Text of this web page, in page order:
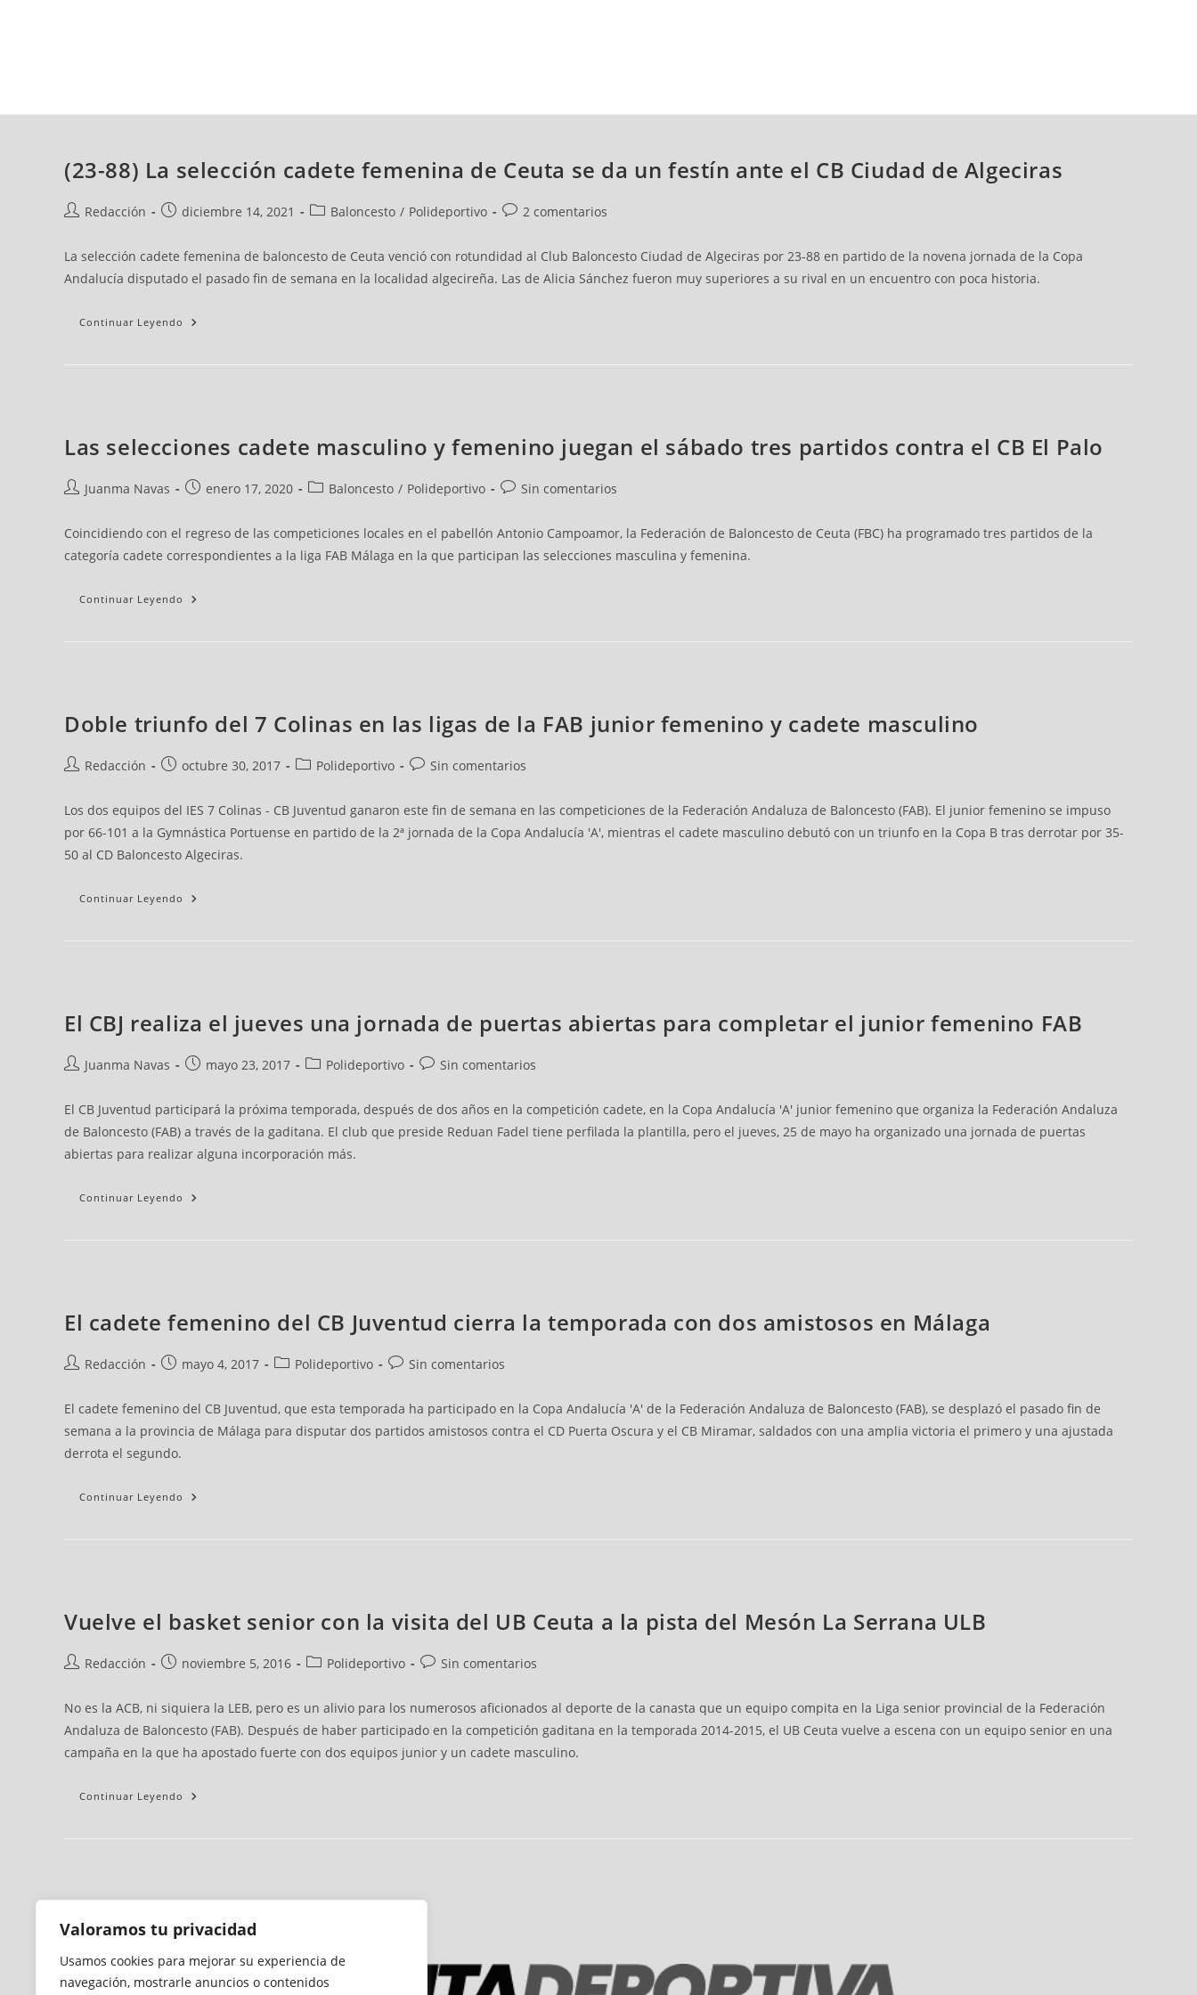
Valoramos tu privacidad
Usamos cookies para mejorar su experiencia de
navegación, mostrarle anuncios o contenidos
(23-88) La selección cadete femenina de Ceuta se da un festín ante el CB Ciudad de Algeciras
Redacción diciembre 14, 2021 Baloncesto / Polideportivo 2 comentarios
La selección cadete femenina de baloncesto de Ceuta venció con rotundidad al Club Baloncesto Ciudad de Algeciras por 23-88 en partido de la novena jornada de la Copa
Andalucía disputado el pasado fin de semana en la localidad algecireña. Las de Alicia Sánchez fueron muy superiores a su rival en un encuentro con poca historia.
Continuar Leyendo
Las selecciones cadete masculino y femenino juegan el sábado tres partidos contra el CB El Palo
Juanma Navas enero 17, 2020 Baloncesto / Polideportivo Sin comentarios
Coincidiendo con el regreso de las competiciones locales en el pabellón Antonio Campoamor, la Federación de Baloncesto de Ceuta (FBC) ha programado tres partidos de la
categoría cadete correspondientes a la liga FAB Málaga en la que participan las selecciones masculina y femenina.
Continuar Leyendo
Doble triunfo del 7 Colinas en las ligas de la FAB junior femenino y cadete masculino
Redacción octubre 30, 2017 Polideportivo Sin comentarios
Los dos equipos del IES 7 Colinas - CB Juventud ganaron este fin de semana en las competiciones de la Federación Andaluza de Baloncesto (FAB). El junior femenino se impuso
por 66-101 a la Gymnástica Portuense en partido de la 2ª jornada de la Copa Andalucía 'A', mientras el cadete masculino debutó con un triunfo en la Copa B tras derrotar por 35-
50 al CD Baloncesto Algeciras.
Continuar Leyendo
El CBJ realiza el jueves una jornada de puertas abiertas para completar el junior femenino FAB
Juanma Navas mayo 23, 2017 Polideportivo Sin comentarios
El CB Juventud participará la próxima temporada, después de dos años en la competición cadete, en la Copa Andalucía 'A' junior femenino que organiza la Federación Andaluza
de Baloncesto (FAB) a través de la gaditana. El club que preside Reduan Fadel tiene perfilada la plantilla, pero el jueves, 25 de mayo ha organizado una jornada de puertas
abiertas para realizar alguna incorporación más.
Continuar Leyendo
El cadete femenino del CB Juventud cierra la temporada con dos amistosos en Málaga
Redacción mayo 4, 2017 Polideportivo Sin comentarios
El cadete femenino del CB Juventud, que esta temporada ha participado en la Copa Andalucía 'A' de la Federación Andaluza de Baloncesto (FAB), se desplazó el pasado fin de
semana a la provincia de Málaga para disputar dos partidos amistosos contra el CD Puerta Oscura y el CB Miramar, saldados con una amplia victoria el primero y una ajustada
derrota el segundo.
Continuar Leyendo
Vuelve el basket senior con la visita del UB Ceuta a la pista del Mesón La Serrana ULB
Redacción noviembre 5, 2016 Polideportivo Sin comentarios
No es la ACB, ni siquiera la LEB, pero es un alivio para los numerosos aficionados al deporte de la canasta que un equipo compita en la Liga senior provincial de la Federación
Andaluza de Baloncesto (FAB). Después de haber participado en la competición gaditana en la temporada 2014-2015, el UB Ceuta vuelve a escena con un equipo senior en una
campaña en la que ha apostado fuerte con dos equipos junior y un cadete masculino.
Continuar Leyendo